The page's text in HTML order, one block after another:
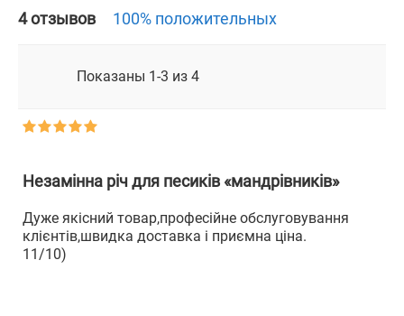
4 отзывов 100% положительных
Показаны 1-3 из 4
Незамінна річ для песиків «мандрівників»
Дуже якісний товар,професійне обслуговування
клієнтів,швидка доставка і приємна ціна.
11/10)